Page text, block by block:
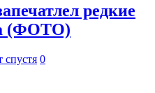
редкие
(ФОТО)
спустя 0